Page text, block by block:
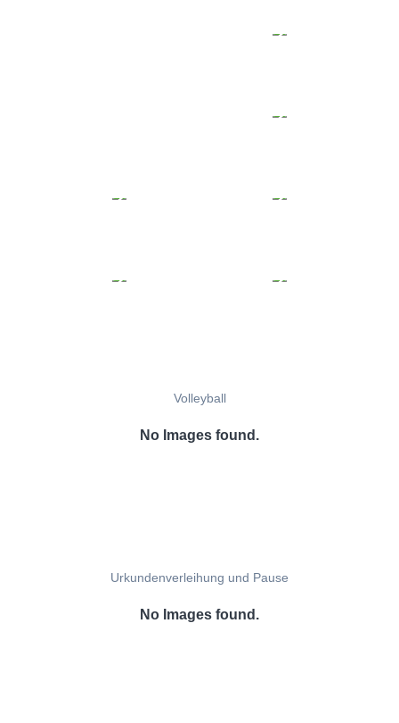
Volleyball
No Images found.
Urkundenverleihung und Pause
No Images found.